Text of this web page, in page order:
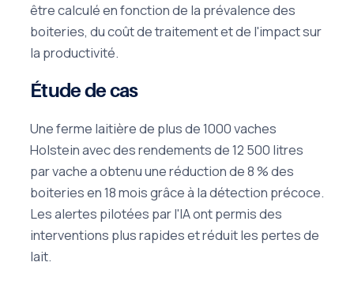
être calculé en fonction de la prévalence des
boiteries, du coût de traitement et de l'impact sur
la productivité.
Étude de cas
Une ferme laitière de plus de 1000 vaches
Holstein avec des rendements de 12 500 litres
par vache a obtenu une réduction de 8 % des
boiteries en 18 mois grâce à la détection précoce.
Les alertes pilotées par l'IA ont permis des
interventions plus rapides et réduit les pertes de
lait.